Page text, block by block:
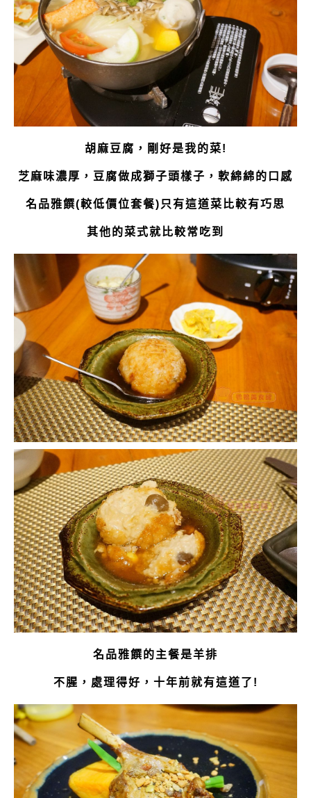
胡麻豆腐，剛好是我的菜!
芝麻味濃厚，豆腐做成獅子頭樣子，軟綿綿的口感
名品雅饌(較低價位套餐)只有這道菜比較有巧思
其他的菜式就比較常吃到
名品雅饌的主餐是羊排
不腥，處理得好，十年前就有這道了!